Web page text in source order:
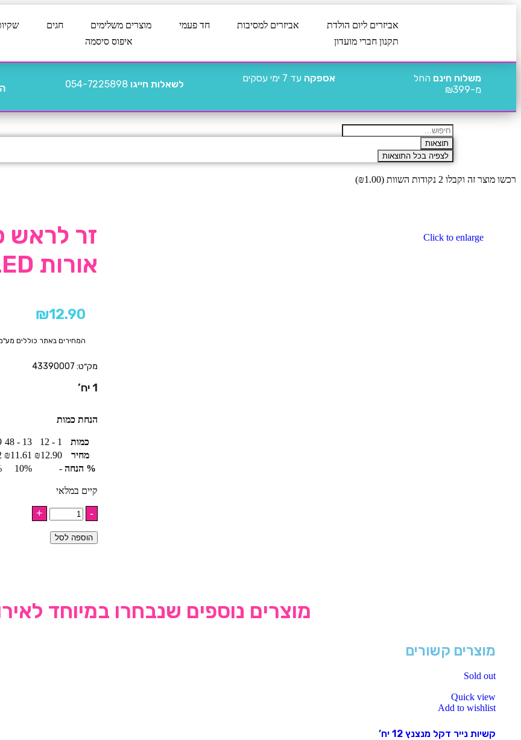
אביזרים ליום הולדת אביזרים למסיבות חד פעמי מוצרים משלימים חגים
תקנון חברי מועדון
איפוס סיסמה
משלוח חינם החל
מ-₪399
אספקה עד 7 ימי עסקים
לשאלות חייגו 054-7225898
תוצאות
לצפיה בכל התוצאות
רכשו מוצר זה וקבלו 2 נקודות השוות ( ₪1.00
)
Click to enlarge
זר לראש
אורות LED ורודים
₪12.90
המחירים באתר כוללים
מק״ט: 43390007
1 יח’
הנחת כמות
כמות 1 - 12
13 - 48
מחיר
₪12.90
₪11.61
% הנחה -
10%
קיים במלאי
הוספה לסל
מוצרים נוספים שנבחרו במיוחד
מוצרים קשורים
Sold out
Quick view
Add to wishlist
קשיות נייר דקל מנצנץ 12 יח’